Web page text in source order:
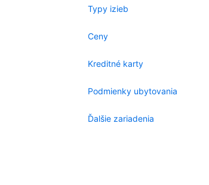
Typy izieb
Ceny
Kreditné karty
Podmienky ubytovania
Ďalšie zariadenia